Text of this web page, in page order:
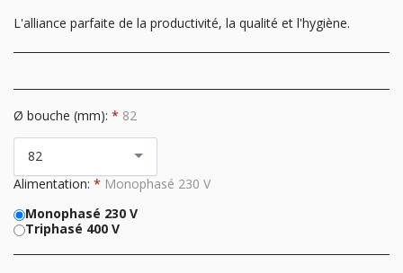
L'alliance parfaite de la productivité, la qualité et l'hygiène.
Ø bouche (mm): * 82
82
Alimentation: * Monophasé 230 V
Monophasé 230 V
Triphasé 400 V